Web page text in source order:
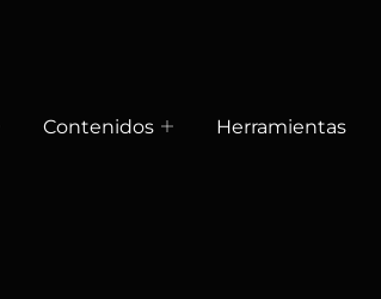
Contenidos Herramientas